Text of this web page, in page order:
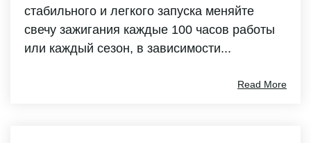
стабильного и легкого запуска меняйте
свечу зажигания каждые 100 часов работы
или каждый сезон, в зависимости...
Read More